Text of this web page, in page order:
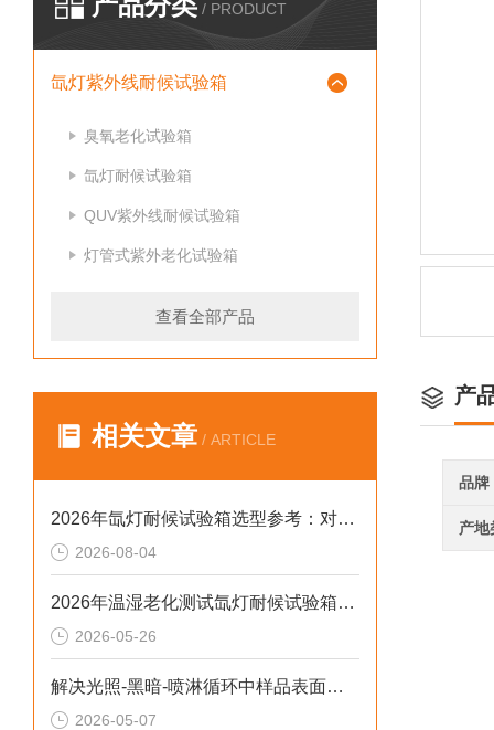
/ PRODUCT
氙灯紫外线耐候试验箱
臭氧老化试验箱
氙灯耐候试验箱
QUV紫外线耐候试验箱
灯管式紫外老化试验箱
查看全部产品
相关文章 / ARTICLE
2026年氙灯耐候试验箱选型参考：对标新标准与数据合规实践
2026-08-04
2026年温湿老化测试氙灯耐候试验箱排行榜：破解精度差、数据无效等行业痛点
2026-05-26
解决光照-黑暗-喷淋循环中样品表面凝露导致测试失真的2026选型标准
2026-05-07
产
品牌
产地